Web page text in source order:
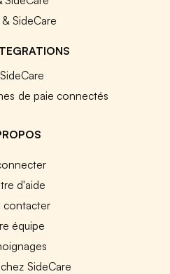
& SideCare
de paie connectés
d'aide
contacter
équipe
SideCare